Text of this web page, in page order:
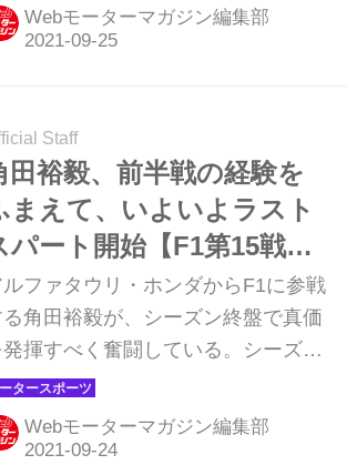
セデス勢が好タイムをマークして1-
独占。中でもバルテリ・ボッタス
・ホンダのピエール・ガスリー、
ドブル・ホンダのマックス・フェ
スタッペンは6番手、セルジオ・ペ
スは11番手、角田裕毅は18番手とな
いる。
Webモーターマガジン編集部
Staff
田裕毅、前半戦の経験を
まえて、いよいよラスト
パート開始【F1第15戦ロ
アGP直前レポート】
ルファタウリ・ホンダからF1に参戦
角田裕毅が、シーズン終盤で真価
発揮すべく奮闘している。シーズン
戦の幕開けとなった3連戦では結
こそ出せないまま終わったが、各セ
ョンでいいパフォーマンスを見せ
Webモーターマガジン編集部